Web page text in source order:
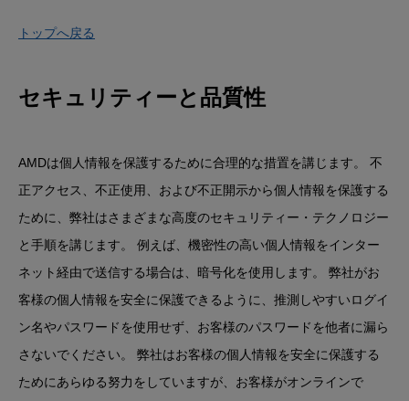
トップへ戻る
セキュリティーと品質性
AMDは個人情報を保護するために合理的な措置を講じます。 不
正アクセス、不正使用、および不正開示から個人情報を保護する
ために、弊社はさまざまな高度のセキュリティー・テクノロジー
と手順を講じます。 例えば、機密性の高い個人情報をインター
ネット経由で送信する場合は、暗号化を使用します。 弊社がお
客様の個人情報を安全に保護できるように、推測しやすいログイ
ン名やパスワードを使用せず、お客様のパスワードを他者に漏ら
さないでください。 弊社はお客様の個人情報を安全に保護する
ためにあらゆる努力をしていますが、お客様がオンラインで